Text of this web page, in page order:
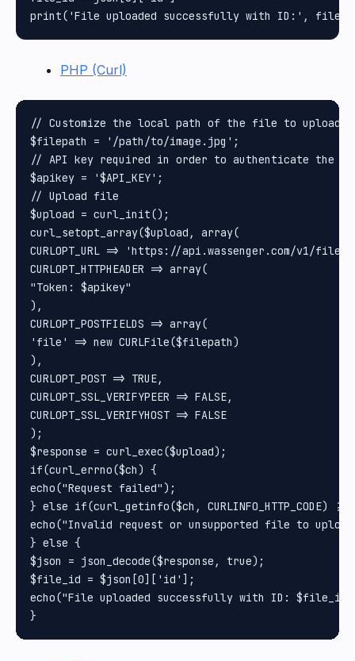
PHP (Curl)
// Customize the local path of the file to upload
$filepath = '/path/to/image.jpg';
// API key required in order to authenticate the
$apikey = '$API_KEY';
// Upload file
$upload = curl_init();
curl_setopt_array($upload, array(
CURLOPT_URL => 'https://api.wassenger.com/v1/
CURLOPT_HTTPHEADER => array(
"Token: $apikey"
),
CURLOPT_POSTFIELDS => array(
'file' => new CURLFile($filepath)
),
CURLOPT_POST => TRUE,
CURLOPT_SSL_VERIFYPEER => FALSE,
CURLOPT_SSL_VERIFYHOST => FALSE
);
$response = curl_exec($upload);
if(curl_errno($ch) {
echo("Request failed");
} else if(curl_getinfo($ch, CURLINFO_HTTP_CODE)
echo("Invalid request or unsupported file to
} else {
$json = json_decode($response, true);
$file_id = $json[0]['id'];
echo("File uploaded successfully with ID: